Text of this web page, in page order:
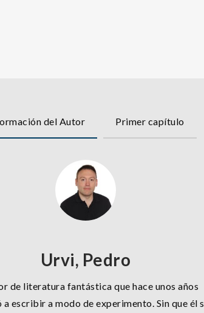
del Autor Primer capítulo
Urvi, Pedro
de literatura fantástica que hace unos años
a escribir a modo de experimento. Sin que él